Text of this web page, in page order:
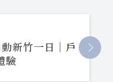
新竹一日｜戶
驗